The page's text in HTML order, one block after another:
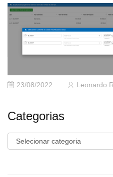
23/08/2022 Leonardo
Categorias
Categorias